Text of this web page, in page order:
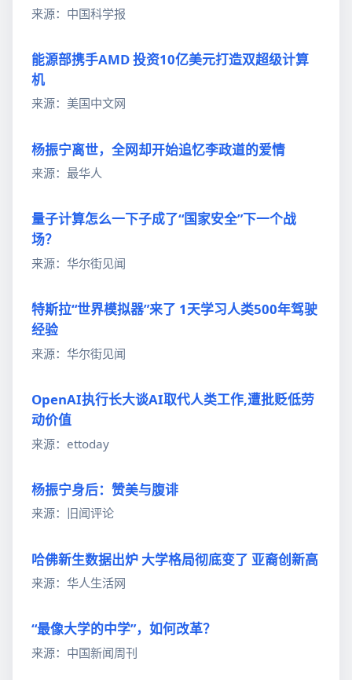
来源：中国科学报
能源部携手AMD 投资10亿美元打造双超级计算
机
来源：美国中文网
杨振宁离世，全网却开始追忆李政道的爱情
来源：最华人
量子计算怎么一下子成了“国家安全”下一个战
场？
来源：华尔街见闻
特斯拉“世界模拟器”来了 1天学习人类500年驾驶
经验
来源：华尔街见闻
OpenAI执行长大谈AI取代人类工作,遭批贬低劳
动价值
来源：ettoday
杨振宁身后：赞美与腹诽
来源：旧闻评论
哈佛新生数据出炉 大学格局彻底变了 亚裔创新高
来源：华人生活网
“最像大学的中学”，如何改革？
来源：中国新闻周刊